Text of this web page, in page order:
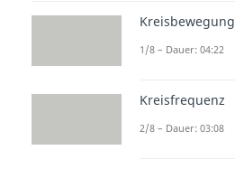
Kreisbewegung
1/8 – Dauer: 04:22
Kreisfrequenz
2/8 – Dauer: 03:08